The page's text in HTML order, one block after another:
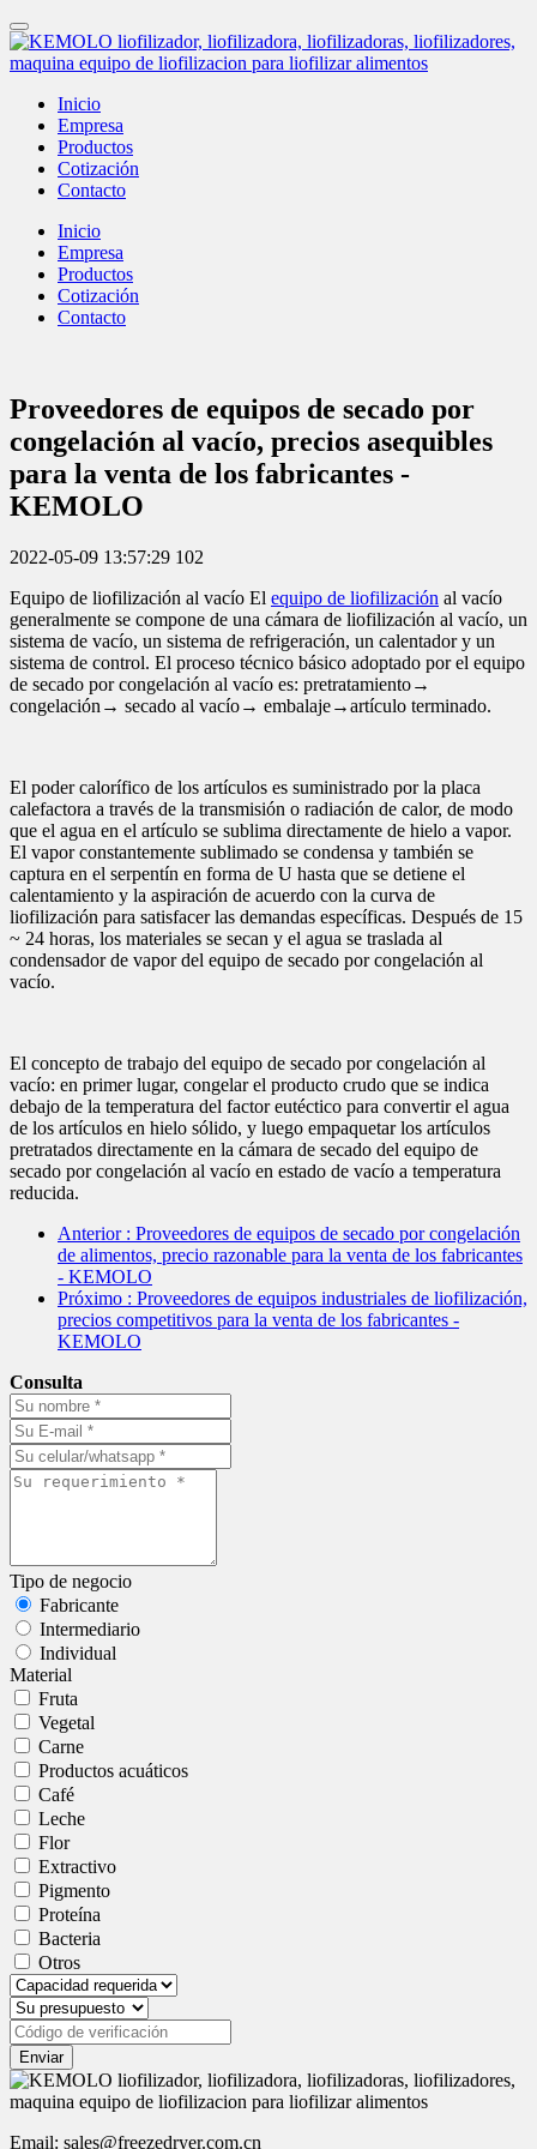
Inicio
Empresa
Productos
Cotización
Contacto
Inicio
Empresa
Productos
Cotización
Contacto
Proveedores de equipos de secado por
congelación al vacío, precios asequibles
para la venta de los fabricantes -
KEMOLO
2022-05-09 13:57:29 102
Equipo de liofilización al vacío El equipo de liofilización al vacío
generalmente se compone de una cámara de liofilización al vacío, un
sistema de vacío, un sistema de refrigeración, un calentador y un
sistema de control. El proceso técnico básico adoptado por el equipo
de secado por congelación al vacío es: pretratamiento→
congelación→ secado al vacío→ embalaje→artículo terminado.
El poder calorífico de los artículos es suministrado por la placa
calefactora a través de la transmisión o radiación de calor, de modo
que el agua en el artículo se sublima directamente de hielo a vapor.
El vapor constantemente sublimado se condensa y también se
captura en el serpentín en forma de U hasta que se detiene el
calentamiento y la aspiración de acuerdo con la curva de
liofilización para satisfacer las demandas específicas. Después de 15
~ 24 horas, los materiales se secan y el agua se traslada al
condensador de vapor del equipo de secado por congelación al
vacío.
El concepto de trabajo del equipo de secado por congelación al
vacío: en primer lugar, congelar el producto crudo que se indica
debajo de la temperatura del factor eutéctico para convertir el agua
de los artículos en hielo sólido, y luego empaquetar los artículos
pretratados directamente en la cámara de secado del equipo de
secado por congelación al vacío en estado de vacío a temperatura
reducida.
Anterior : Proveedores de equipos de secado por congelación
de alimentos, precio razonable para la venta de los fabricantes
- KEMOLO
Próximo : Proveedores de equipos industriales de liofilización,
precios competitivos para la venta de los fabricantes -
KEMOLO
Consulta
Tipo de negocio
Fabricante
Intermediario
Individual
Material
Fruta
Vegetal
Carne
Productos acuáticos
Café
Leche
Flor
Extractivo
Pigmento
Proteína
Bacteria
Otros
Enviar
Email: sales@freezedryer.com.cn